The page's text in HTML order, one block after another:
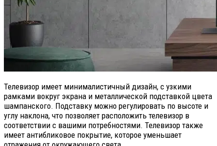
Телевизор имеет минималистичный дизайн, с узкими
рамками вокруг экрана и металлической подставкой цвета
шампанского. Подставку можно регулировать по высоте и
углу наклона, что позволяет расположить телевизор в
соответствии с вашими потребностями. Телевизор также
имеет антибликовое покрытие, которое уменьшает